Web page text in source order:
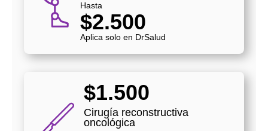
Hasta
$2.500
Aplica solo en DrSalud
$1.500
Cirugía reconstructiva
oncológica